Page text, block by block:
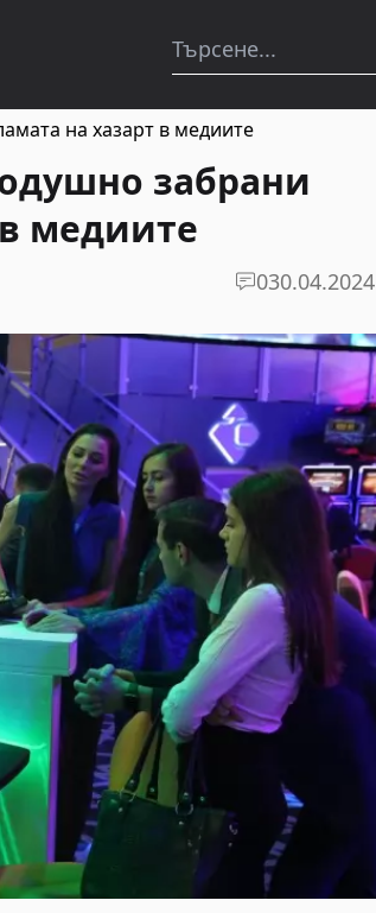
на хазарт в медиите
забрани
медиите
030.04.2024